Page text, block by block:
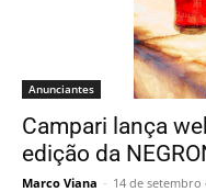
Anunciantes
Campari lança
edição da
Marco Viana - 14 de setembro